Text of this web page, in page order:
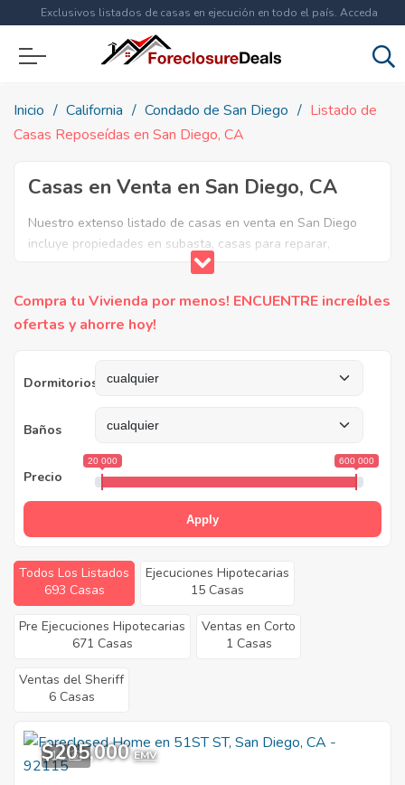
Exclusivos listados de casas en ejecución en todo el país. Acceda
ahora a
Inicio California Condado de San Diego
Listado de
Casas Reposeídas en San Diego, CA
Casas en Venta en San Diego, CA
Nuestro extenso listado de casas en venta en San Diego
incluye propiedades en subasta, casas para reparar,
apartamentos reposeidos por el banco, ejecuciones
lo que necesita y aproveche estas increibles ofertas en
Bienes Raíces en San Diego, California.
Compra tu Vivienda por menos! ENCUENTRE increíbles
ofertas y ahorre hoy!
Dormitorios
Baños
Precio
20 000 600 000
Apply
Todos Los Listados
693 Casas
Ejecuciones Hipotecarias
15 Casas
Pre Ejecuciones Hipotecarias
671 Casas
Ventas en Corto
1 Casas
Ventas del Sheriff
6 Casas
11
$205,000 EMV